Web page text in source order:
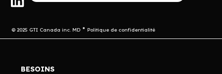
© 2025 GTI Canada inc. MD Politique de confidentialité
BESOINS